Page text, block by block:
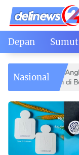
Skip
content
Depan Sumut
Nasional
II Resmi Angkat 26
Pimpinan di Berbagai